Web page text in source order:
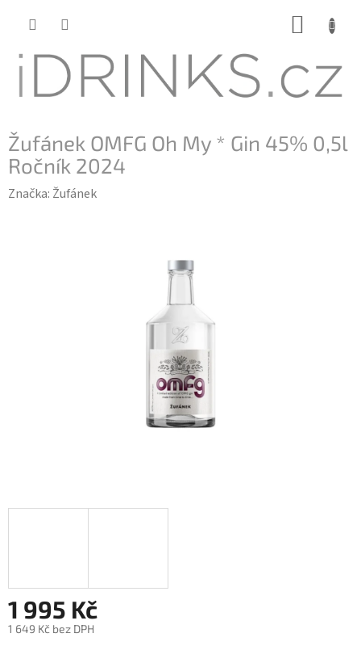
Žufánek OMFG Oh My * Gin 45% 0,5l
Ročník 2024
Značka: Žufánek
1 995 Kč
1 649 Kč bez DPH